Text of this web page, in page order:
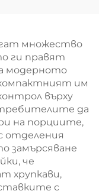
печат за
година/
упаковка
транспорт на
храна
множество
ги правят
модерното
компактният им
върху
да
на порциите,
отделения
замърсяване
че
хрупкави,
с